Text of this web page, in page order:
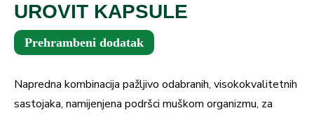
UROVIT KAPSULE
Prehrambeni dodatak
Napredna kombinacija pažljivo odabranih, visokokvalitetnih
sastojaka, namijenjena podršci muškom organizmu, za